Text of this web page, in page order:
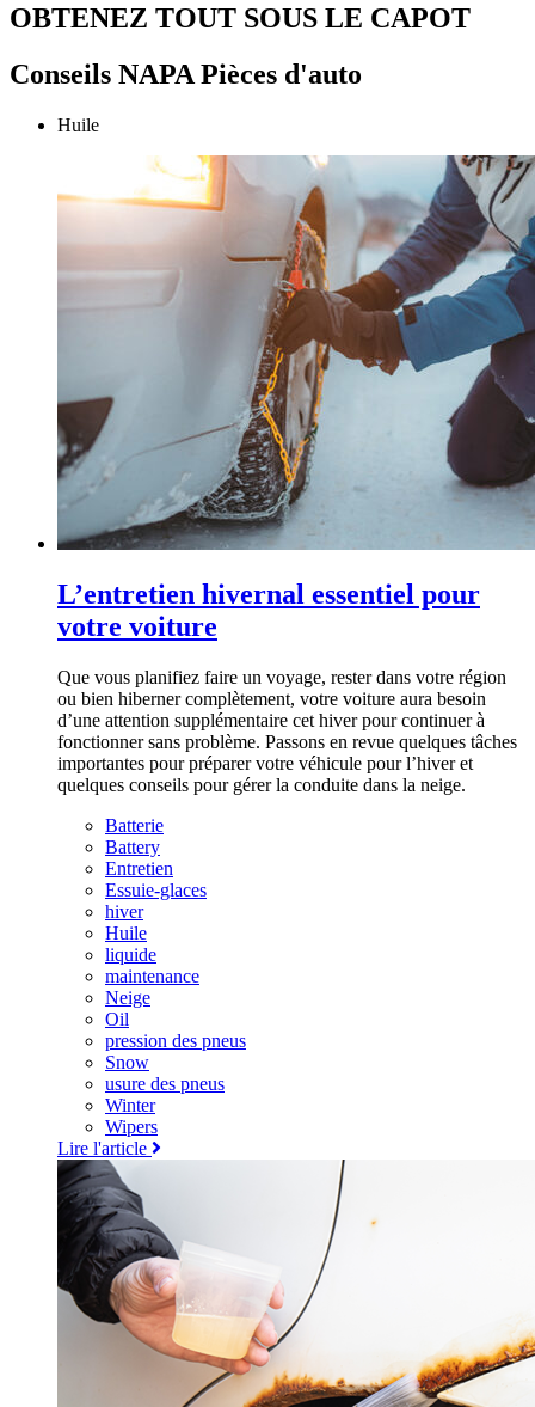
OBTENEZ TOUT SOUS LE CAPOT
Conseils NAPA Pièces d'auto
Huile
L’entretien hivernal essentiel pour
votre voiture
Que vous planifiez faire un voyage, rester dans votre région
ou bien hiberner complètement, votre voiture aura besoin
d’une attention supplémentaire cet hiver pour continuer à
fonctionner sans problème. Passons en revue quelques tâches
importantes pour préparer votre véhicule pour l’hiver et
quelques conseils pour gérer la conduite dans la neige.
Batterie
Battery
Entretien
Essuie-glaces
hiver
Huile
liquide
maintenance
Neige
Oil
pression des pneus
Snow
usure des pneus
Winter
Wipers
Lire l'article